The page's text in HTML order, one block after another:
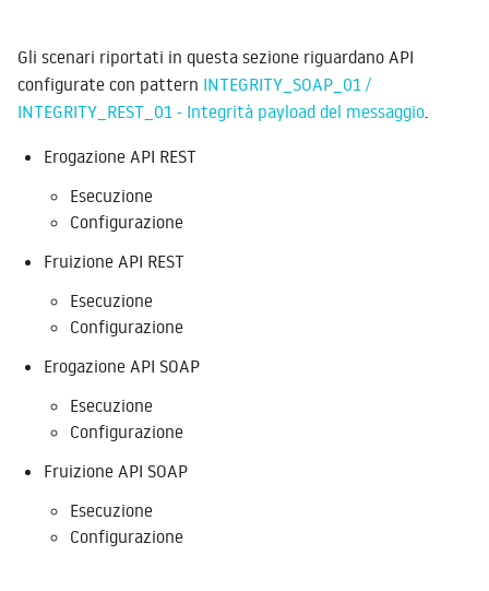
Gli scenari riportati in questa sezione riguardano API
configurate con pattern INTEGRITY_SOAP_01 /
INTEGRITY_REST_01 - Integrità payload del messaggio
Erogazione API REST
Esecuzione
Configurazione
Fruizione API REST
Esecuzione
Configurazione
Erogazione API SOAP
Esecuzione
Configurazione
Fruizione API SOAP
Esecuzione
Configurazione